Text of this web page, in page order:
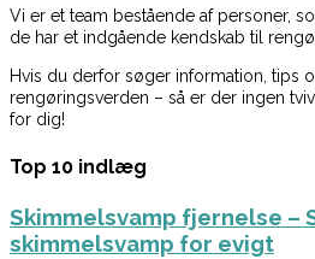
Vi er et team bestående af personer,
de har et indgående kendskab til
Hvis du derfor søger information, tips
rengøringsverden – så er der ingen
for dig!
Top 10 indlæg
Skimmelsvamp fjernelse –
skimmelsvamp for evigt